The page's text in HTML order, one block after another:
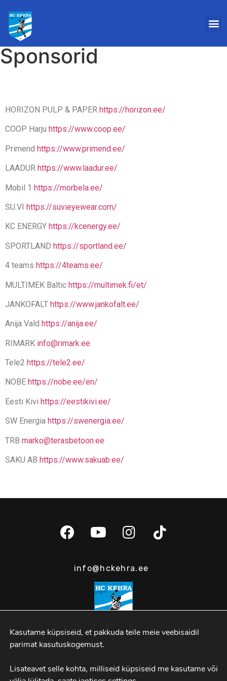
Sponsorid
HORIZON PULP & PAPER https://horizon.ee/
COOP Harju https://www.coop.ee/
Primend https://www.primend.ee/
LAADUR https://www.laadur.ee/
Mobil 1 https://morbela.ee/
SU.VI https://suvieyewear.com/
KC ENERGY https://kcenergy.ee/
SPORTLAND https://sportland.ee/
4 teams https://4teams.ee/
MULTIMEK Baltic https://multimek.fi/et/
JANKOFALT https://www.jankofalt.ee/
Anija Vald https://anija.ee/
RIMARK info@rimark.ee
Tele2 https://tele2.ee/
NOBE https://nobe.ee/en/
Eesti Kivi https://eestikivi.ee/
SW Energia https://swenergia.ee/
TRB marko@terasbetoon.ee
SAKU AB https://www.sakuab.ee/
info@hckehra.ee
Kasutame küpsiseid, et pakkuda teile meie veebisaidil
parimat kasutuskogemust.
Lisateavet selle kohta, milliseid küpsiseid me kasutame või